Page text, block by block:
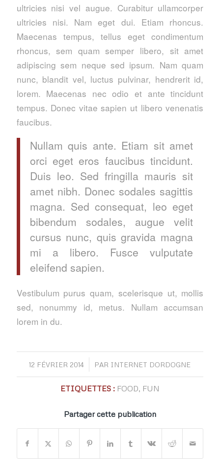
ultricies nisi vel augue. Curabitur ullamcorper
ultricies nisi. Nam eget dui. Etiam rhoncus.
Maecenas tempus, tellus eget condimentum
rhoncus, sem quam semper libero, sit amet
adipiscing sem neque sed ipsum. Nam quam
nunc, blandit vel, luctus pulvinar, hendrerit id,
lorem. Maecenas nec odio et ante tincidunt
tempus. Donec vitae sapien ut libero venenatis
faucibus.
Nullam quis ante. Etiam sit amet
orci eget eros faucibus tincidunt.
Duis leo. Sed fringilla mauris sit
amet nibh. Donec sodales sagittis
magna. Sed consequat, leo eget
bibendum sodales, augue velit
cursus nunc, quis gravida magna
mi a libero. Fusce vulputate
eleifend sapien.
Vestibulum purus quam, scelerisque ut, mollis
sed, nonummy id, metus. Nullam accumsan
lorem in du.
12 FÉVRIER 2014
/ PAR INTERNET DORDOGNE
ETIQUETTES : FOOD, FUN
Partager cette publication